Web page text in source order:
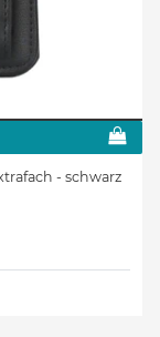
- schwarz